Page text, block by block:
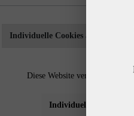
Individuelle Cookies akzeptieren
Diese Website verwendet
Individuelle